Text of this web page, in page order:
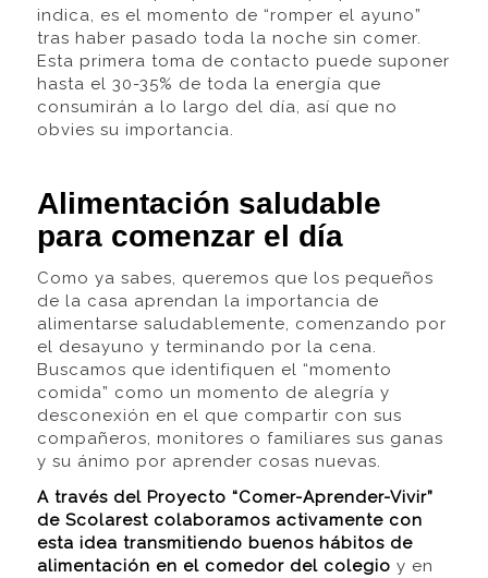
indica, es el momento de “romper el ayuno”
tras haber pasado toda la noche sin comer.
Esta primera toma de contacto puede suponer
hasta el 30-35% de toda la energía que
consumirán a lo largo del día, así que no
obvies su importancia.
Alimentación saludable
para comenzar el día
Como ya sabes, queremos que los pequeños
de la casa aprendan la importancia de
alimentarse saludablemente, comenzando por
el desayuno y terminando por la cena.
Buscamos que identifiquen el “momento
comida” como un momento de alegría y
desconexión en el que compartir con sus
compañeros, monitores o familiares sus ganas
y su ánimo por aprender cosas nuevas.
A través del Proyecto “Comer-Aprender-Vivir”
de Scolarest colaboramos activamente con
esta idea transmitiendo buenos hábitos de
alimentación en el comedor del colegio y en